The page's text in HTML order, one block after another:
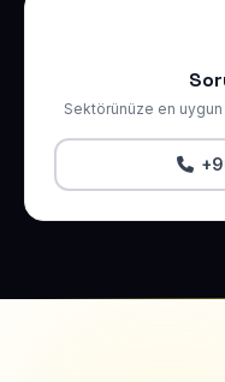
Sektörünüze en